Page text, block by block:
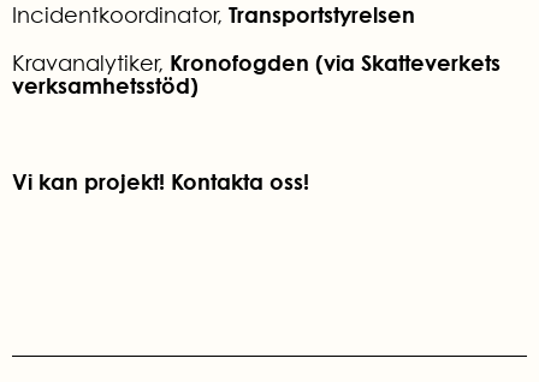
Incidentkoordinator, Transportstyrelsen
Kravanalytiker, Kronofogden (via Skatteverkets
verksamhetsstöd)
Vi kan projekt! Kontakta oss!